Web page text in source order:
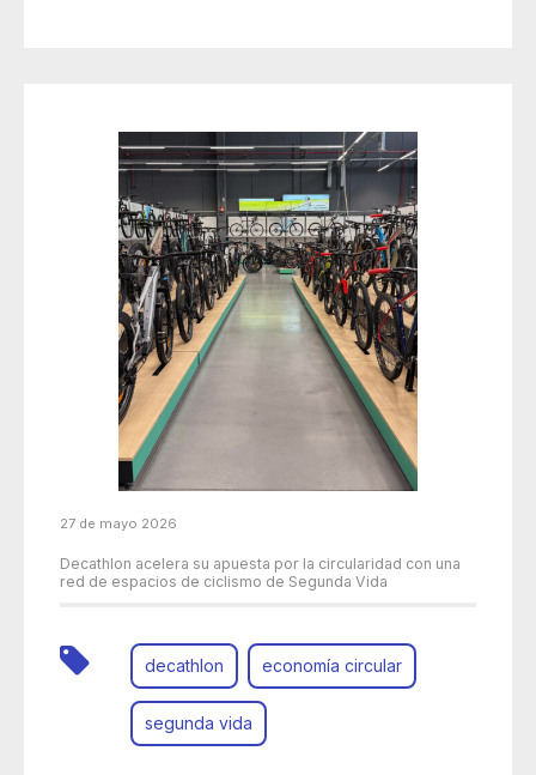
27 de mayo 2026
Decathlon acelera su apuesta por la circularidad con una
red de espacios de ciclismo de Segunda Vida
decathlon economía circular
segunda vida